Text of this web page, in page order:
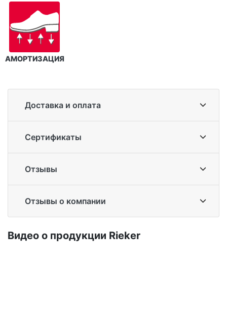
АМОРТИЗАЦИЯ
Доставка и оплата
Сертификаты
Отзывы
Отзывы о компании
Ви­део о про­дук­ции Ri­eker